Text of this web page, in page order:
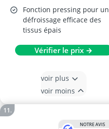
Fonction pressing pour un
défroissage efficace des
tissus épais
Vérifier le prix →
voir plus
voir moins
NOTRE AVIS